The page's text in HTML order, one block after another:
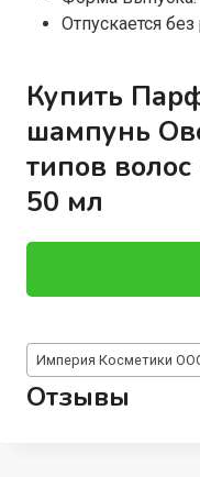
Отпускается
Купить
шампунь
типов
50 мл
Метки
записи:
Империя Косметики
Отзывы